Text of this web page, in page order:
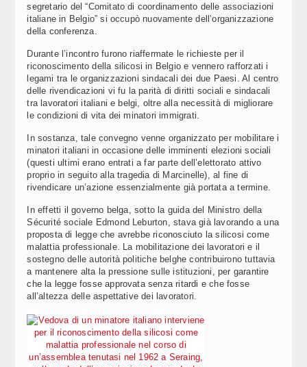
segretario del “Comitato di coordinamento delle associazioni
italiane in Belgio” si occupò nuovamente dell’organizzazione
della conferenza.
Durante l’incontro furono riaffermate le richieste per il
riconoscimento della silicosi in Belgio e vennero rafforzati i
legami tra le organizzazioni sindacali dei due Paesi. Al centro
delle rivendicazioni vi fu la parità di diritti sociali e sindacali
tra lavoratori italiani e belgi, oltre alla necessità di migliorare
le condizioni di vita dei minatori immigrati.
In sostanza, tale convegno venne organizzato per mobilitare i
minatori italiani in occasione delle imminenti elezioni sociali
(questi ultimi erano entrati a far parte dell’elettorato attivo
proprio in seguito alla tragedia di Marcinelle), al fine di
rivendicare un’azione essenzialmente già portata a termine.
In effetti il governo belga, sotto la guida del Ministro della
Sécurité sociale Edmond Leburton, stava già lavorando a una
proposta di legge che avrebbe riconosciuto la silicosi come
malattia professionale. La mobilitazione dei lavoratori e il
sostegno delle autorità politiche belghe contribuirono tuttavia
a mantenere alta la pressione sulle istituzioni, per garantire
che la legge fosse approvata senza ritardi e che fosse
all’altezza delle aspettative dei lavoratori.